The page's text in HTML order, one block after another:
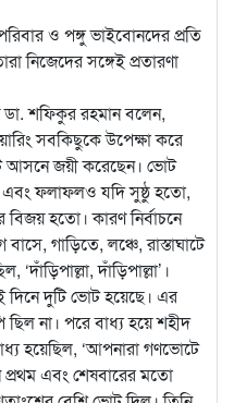
ও পঙ্গু ভাইবোনদের প্রতি
নিজেদের সঙ্গেই প্রতারণা
ডা. শফিকুর রহমান বলেন,
সবকিছুকে উপেক্ষা করে
আসনে জয়ী করেছেন। ভোট
এবং ফলাফলও যদি সুষ্ঠু হতো,
হতো। কারণ নির্বাচনে
গাড়িতে, লঞ্চে, রাস্তাঘাটে
দাঁড়িপাল্লা’।
দুটি ভোট হয়েছে। এর
না। পরে বাধ্য হয়ে শহীদ
হয়েছিল, ‘আপনারা গণভোটে
প্রথম এবং শেষবারের মতো